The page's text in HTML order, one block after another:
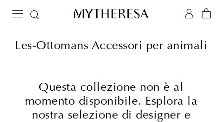
Les-Ottomans Accessori per animali
Questa collezione non è al
momento disponibile. Esplora la
nostra selezione di designer e